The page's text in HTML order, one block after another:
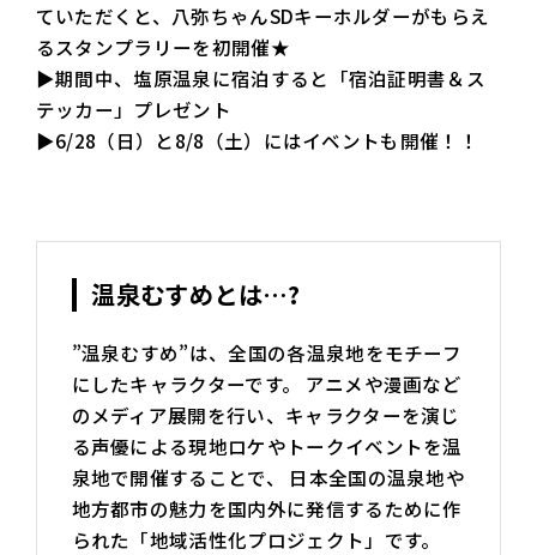
ていただくと、八弥ちゃんSDキーホルダーがもらえ
るスタンプラリーを初開催★
▶期間中、塩原温泉に宿泊すると「宿泊証明書＆ス
テッカー」プレゼント
▶6/28（日）と8/8（土）にはイベントも開催！！
温泉むすめとは…?
”温泉むすめ”は、全国の各温泉地をモチーフ
にしたキャラクターです。 アニメや漫画など
のメディア展開を行い、キャラクターを演じ
る声優による現地ロケやトークイベントを温
泉地で開催することで、 日本全国の温泉地や
地方都市の魅力を国内外に発信するために作
られた「地域活性化プロジェクト」です。